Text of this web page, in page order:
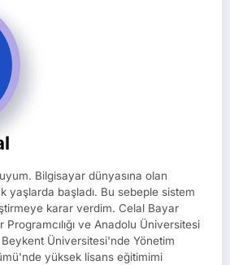
Bilgisayar dünyasına olan
yaşlarda başladı. Bu sebeple sistem
karar verdim. Celal Bayar
ve Anadolu Üniversitesi
Üniversitesi'nde Yönetim
yüksek lisans eğitimimi